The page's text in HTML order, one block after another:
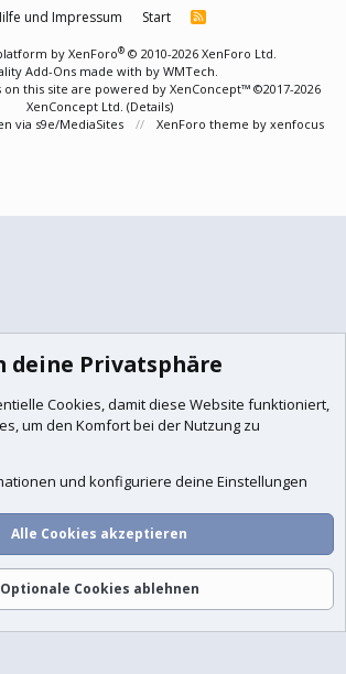
und Impressum
Start
R
by XenForo® © 2010-2026 XenForo Ltd.
Add-Ons made with by WMTech
on this site are powered by XenConcept™ ©2017-2026
XenConcept Ltd. (Details)
via s9e/MediaSites XenForo theme by xenfocus
deine Privatsphäre
Cookies, damit diese Website funktioniert,
um den Komfort bei der Nutzung zu
und konfiguriere deine Einstellungen
Alle Cookies akzeptieren
Optionale Cookies ablehnen